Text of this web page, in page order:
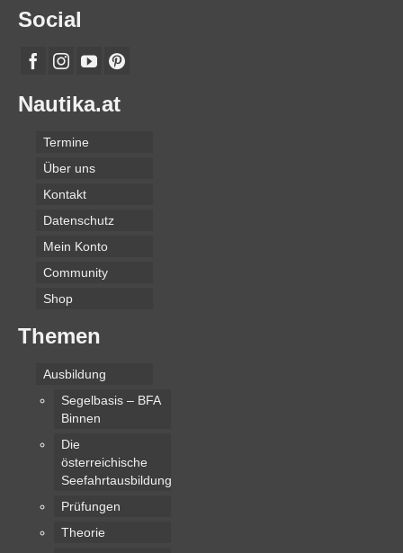
Social
Nautika.at
Termine
Über uns
Kontakt
Datenschutz
Mein Konto
Community
Shop
Themen
Ausbildung
Segelbasis – BFA
Binnen
Die
österreichische
Seefahrtausbildung
Prüfungen
Theorie